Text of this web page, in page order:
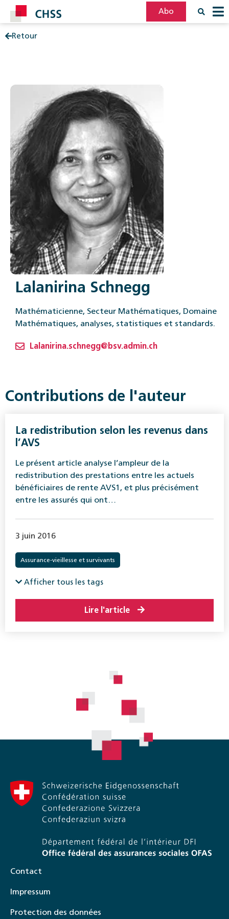
Abo
Retour
Lalanirina Schnegg
Mathématicienne, Secteur Mathématiques, Domaine
Mathématiques, analyses, statistiques et standards.
Lalanirina.schnegg@bsv.admin.ch
Contributions de l'auteur
La redistribution selon les revenus dans
l’AVS
Le présent article analyse l’ampleur de la
redistribution des prestations entre les actuels
bénéficiaires de rente AVS1, et plus précisément
entre les assurés qui ont…
3 juin 2016
Assurance-vieillesse et survivants
Afficher tous les tags
Lire l'article
Contact
Impressum
Protection des données